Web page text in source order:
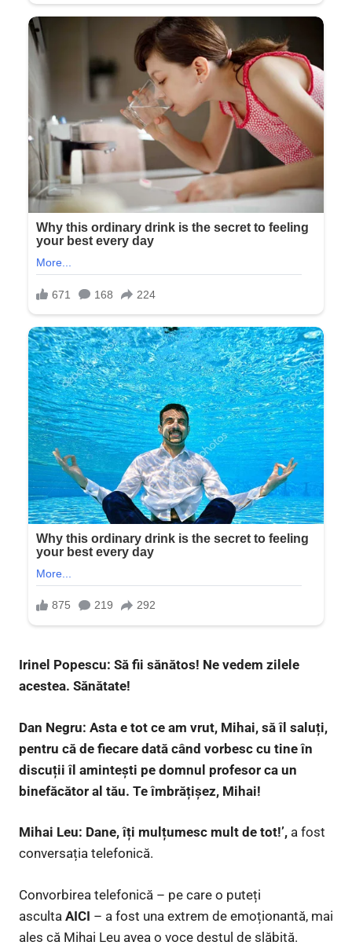
Irinel Popescu: Să fii sănătos! Ne vedem zilele
acestea. Sănătate!
Dan Negru: Asta e tot ce am vrut, Mihai, să îl saluți,
pentru că de fiecare dată când vorbesc cu tine în
discuții îl amintești pe domnul profesor ca un
binefăcător al tău. Te îmbrățișez, Mihai!
Mihai Leu: Dane, îți mulțumesc mult de tot!’, a fost
conversația telefonică.
Convorbirea telefonică – pe care o puteți
asculta AICI – a fost una extrem de emoționantă, mai
ales că Mihai Leu avea o voce destul de slăbită.